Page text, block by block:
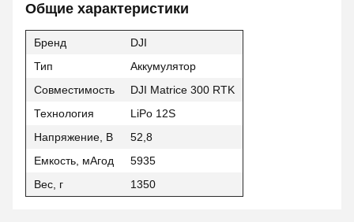
Общие характеристики
Бренд
DJI
Тип
Аккумулятор
Совместимость
DJI Matrice 300 RTK
Технология
LiPo 12S
Напряжение, В
52,8
Емкость, мАгод
5935
Вес, г
1350